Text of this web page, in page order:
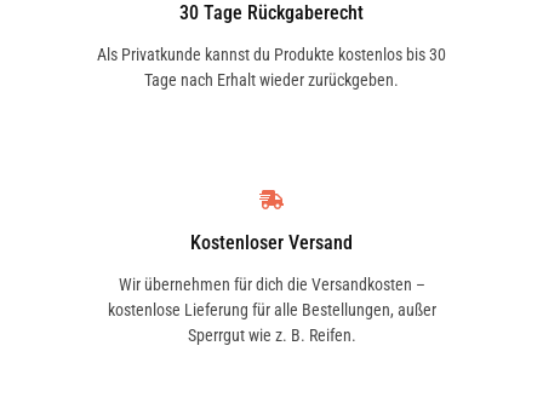
30 Tage Rückgaberecht
Als Privatkunde kannst du Produkte kostenlos bis 30
Tage nach Erhalt wieder zurückgeben.
Kostenloser Versand
Wir übernehmen für dich die Versandkosten –
kostenlose Lieferung für alle Bestellungen, außer
Sperrgut wie z. B. Reifen.